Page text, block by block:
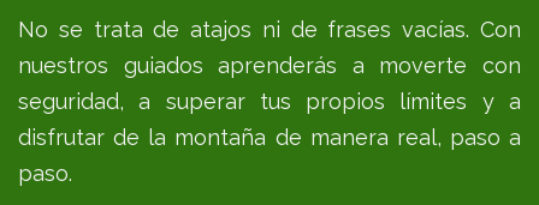
No se trata de atajos ni de frases vacías. Con
nuestros guiados aprenderás a moverte con
seguridad, a superar tus propios límites y a
disfrutar de la montaña de manera real, paso a
paso.